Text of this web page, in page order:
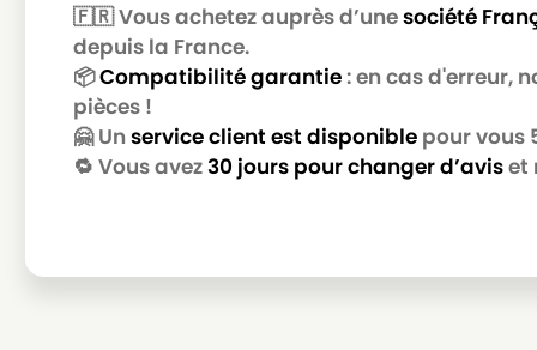
🇫🇷 Vous achetez auprès d’unesociété
depuis la France.
📦Compatibilité garantie: en cas d'erreur,
pièces !
🤗 Un service client est disponible pour vous
🔁 Vous avez30 jours pour changer d’aviset